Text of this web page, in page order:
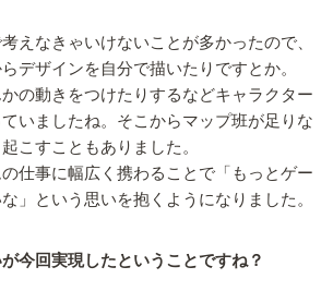
えなきゃいけないことが多かったので、
デザインを自分で描いたりですとか。
の動きをつけたりするなどキャラクター
いましたね。そこからマップ班が足りな
こすこともありました。
仕事に幅広く携わることで「もっとゲー
」という思いを抱くようになりました。
今回実現したということですね？